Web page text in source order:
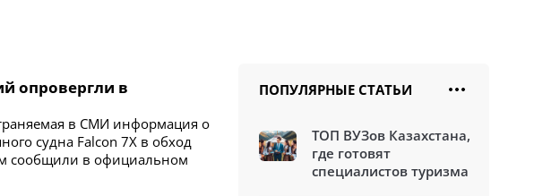
опровергли в
в СМИ информация о
судна Falcon 7X в обход
сообщили в официальном
ПОПУЛЯРНЫЕ СТАТЬИ
ТОП ВУЗов Казахстана,
где готовят
специалистов туризма